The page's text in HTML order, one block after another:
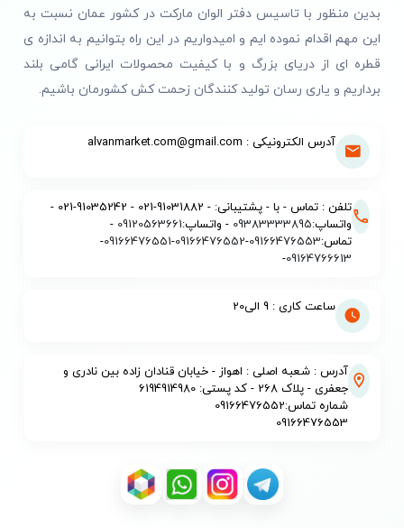
بدین منظور با تاسیس دفتر الوان مارکت در کشور عمان نسبت به
این مهم اقدام نموده ایم و امیدواریم در این راه بتوانیم به اندازه ی
قطره ای از دریای بزرگ و با کیفیت محصولات ایرانی گامی بلند
برداریم و یاری رسان تولید کنندگان زحمت کش کشورمان باشیم.
آدرس الکترونیکی : alvanmarket.com@gmail.com
تلفن : تماس - با - پشتیبانی: - 91031882-021 - 91035242-021 -
واتساپ:09383333895 - واتساپ:09120563661
-
تماس:09166476553
-
09166476552
-
09166476551
-
09164766613
-
ساعت کاری : 9 الی20
آدرس : شعبه اصلی : اهواز - خیابان قنادان زاده بین نادری و
جعفری - پلاک 268 - کد پستی: 6194914980
شماره تماس:09166476552
09166476553